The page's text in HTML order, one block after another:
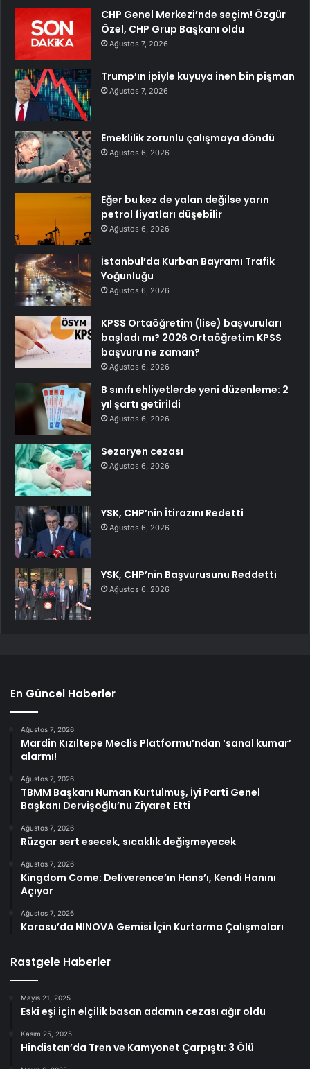
CHP Genel Merkezi’nde seçim! Özgür
Özel, CHP Grup Başkanı oldu
Ağustos 7, 2026
Trump’ın ipiyle kuyuya inen bin pişman
Ağustos 7, 2026
Emeklilik zorunlu çalışmaya döndü
Ağustos 6, 2026
Eğer bu kez de yalan değilse yarın
petrol fiyatları düşebilir
Ağustos 6, 2026
İstanbul’da Kurban Bayramı Trafik
Yoğunluğu
Ağustos 6, 2026
KPSS Ortaöğretim (lise) başvuruları
başladı mı? 2026 Ortaöğretim KPSS
başvuru ne zaman?
Ağustos 6, 2026
B sınıfı ehliyetlerde yeni düzenleme: 2
yıl şartı getirildi
Ağustos 6, 2026
Sezaryen cezası
Ağustos 6, 2026
YSK, CHP’nin İtirazını Redetti
Ağustos 6, 2026
YSK, CHP’nin Başvurusunu Reddetti
Ağustos 6, 2026
En Güncel Haberler
Ağustos 7, 2026
Mardin Kızıltepe Meclis Platformu’ndan ‘sanal kumar’
alarmı!
Ağustos 7, 2026
TBMM Başkanı Numan Kurtulmuş, İyi Parti Genel
Başkanı Dervişoğlu’nu Ziyaret Etti
Ağustos 7, 2026
Rüzgar sert esecek, sıcaklık değişmeyecek
Ağustos 7, 2026
Kingdom Come: Deliverence’ın Hans’ı, Kendi Hanını
Açıyor
Ağustos 7, 2026
Karasu’da NINOVA Gemisi İçin Kurtarma Çalışmaları
Rastgele Haberler
Mayıs 21, 2025
Eski eşi için elçilik basan adamın cezası ağır oldu
Kasım 25, 2025
Hindistan’da Tren ve Kamyonet Çarpıştı: 3 Ölü